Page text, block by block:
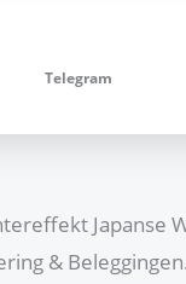
Telegram
Japanse
&